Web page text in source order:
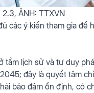
ẢNH: TTXVN
các ý kiến tham gia để
lịch sử và tư duy
đây là quyết tâm
bảo đảm ổn định, có